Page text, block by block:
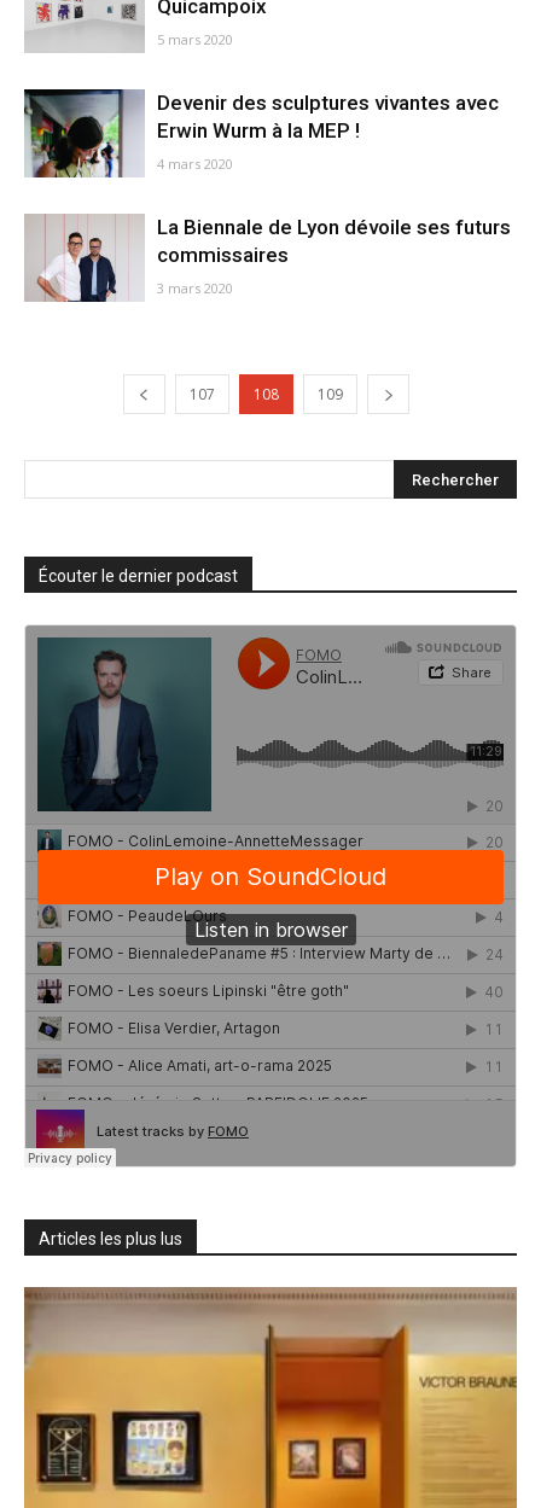
Quicampoix
5 mars 2020
Devenir des sculptures vivantes avec
Erwin Wurm à la MEP !
4 mars 2020
La Biennale de Lyon dévoile ses futurs
commissaires
3 mars 2020
107 108 109
Écouter le dernier podcast
Articles les plus lus